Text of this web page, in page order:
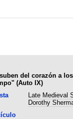
del corazón a
(Auto IX)
Late Medieval
Dorothy